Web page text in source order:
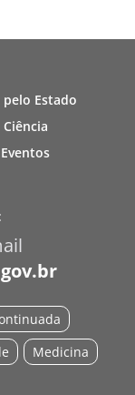
pelo Estado
Ciência
Eventos
Medicina